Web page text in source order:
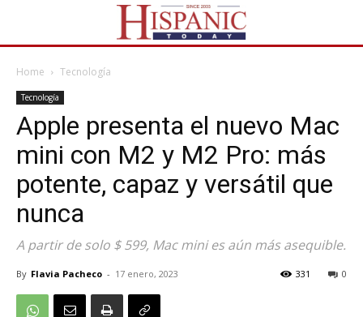
Home Tecnología
Tecnología
Apple presenta el nuevo Mac
mini con M2 y M2 Pro: más
potente, capaz y versátil que
nunca
A partir de solo $ 599, Mac mini es aún más asequible.
By Flavia Pacheco - 17 enero, 2023 0
331